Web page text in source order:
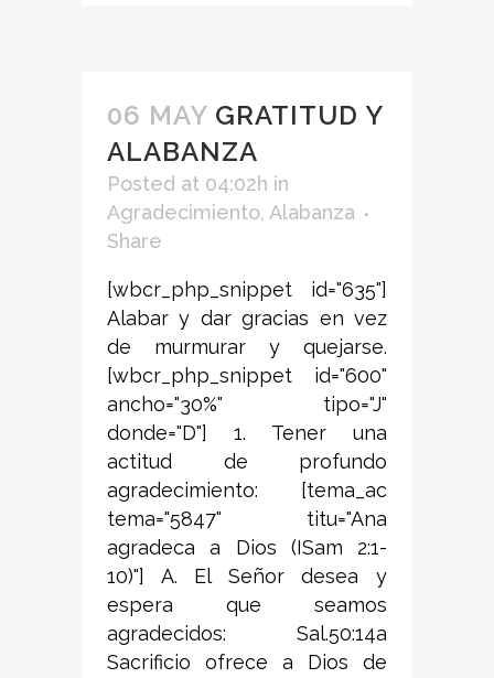
06 MAY GRATITUD Y
ALABANZA
Posted at 04:02h in
Agradecimiento, Alabanza
Share
[wbcr_php_snippet id="635"]
Alabar y dar gracias en vez
de murmurar y quejarse.
[wbcr_php_snippet id="600"
ancho="30%" tipo="J"
donde="D"] 1. Tener una
actitud de profundo
agradecimiento: [tema_ac
tema="5847" titu="Ana
agradeca a Dios (ISam 2:1-
10)"] A. El Señor desea y
espera que seamos
agradecidos: Sal.50:14a
Sacrificio ofrece a Dios de